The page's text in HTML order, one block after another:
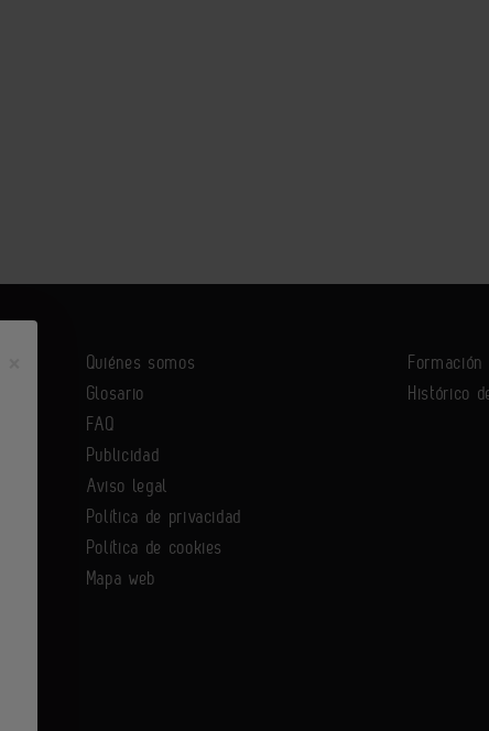
Quiénes somos
Glosario
FAQ
Publicidad
Aviso legal
Política de privacidad
Política de cookies
Mapa web
Formación
Histórico